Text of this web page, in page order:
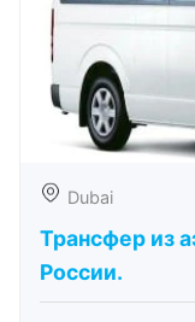
Dubai
Трансфер из
России.